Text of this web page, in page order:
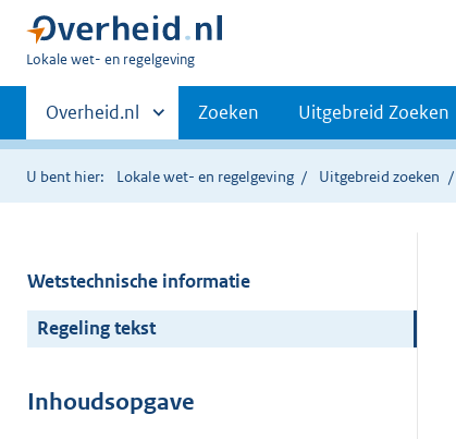
U
hier:
Lokale wet- en regelgeving
Primaire
navigatie
Andere
sites
binnen
Overheid.nl Zoeken Uitgebreid Zoeken
U bent hier: Lokale wet- en regelgeving Uitgebreid zoeken
Wetstechnische informatie
Regeling tekst
Inhoudsopgave